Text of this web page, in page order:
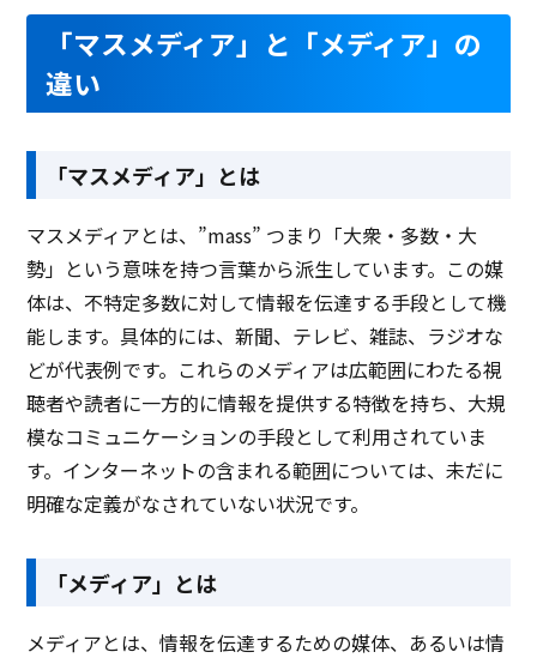
「マスメディア」と「メディア」の
違い
「マスメディア」とは
マスメディアとは、”mass” つまり「大衆・多数・大
勢」という意味を持つ言葉から派生しています。この媒
体は、不特定多数に対して情報を伝達する手段として機
能します。具体的には、新聞、テレビ、雑誌、ラジオな
どが代表例です。これらのメディアは広範囲にわたる視
聴者や読者に一方的に情報を提供する特徴を持ち、大規
模なコミュニケーションの手段として利用されていま
す。インターネットの含まれる範囲については、未だに
明確な定義がなされていない状況です。
「メディア」とは
メディアとは、情報を伝達するための媒体、あるいは情